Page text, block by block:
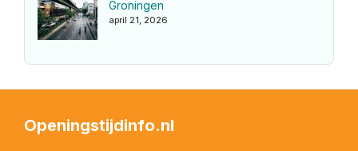
Groningen
april 21, 2026
Openingstijdinfo.nl